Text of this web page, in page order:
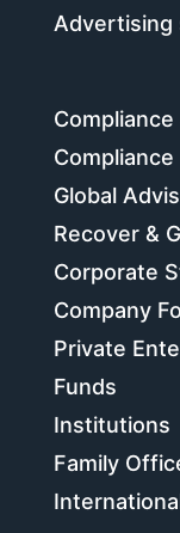
Advertising
Compliance
Global
Recover &
Corporate
Company
Private
Funds
Institutions
Family